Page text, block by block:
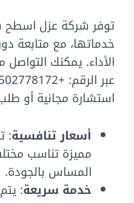
توفر شركة عزل
خدماتها، مع متابعة
الأداء. يمكنك
استشارة مجانية أو
أسعار تنافسية:
مميزة تناسب
المساس بالجودة.
خدمة سريعة: